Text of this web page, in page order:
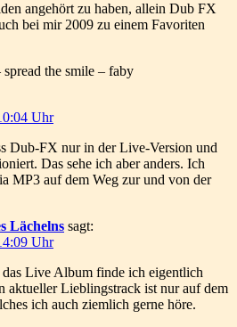
angehört zu haben, allein Dub FX
bei mir 2009 zu einem Favoriten
the smile – faby
Uhr
Dub-FX nur in der Live-Version und
Das sehe ich aber anders. Ich
MP3 auf dem Weg zur und von der
Lächelns sagt:
Uhr
das Live Album finde ich eigentlich
aktueller Lieblingstrack ist nur auf dem
ich auch ziemlich gerne höre.